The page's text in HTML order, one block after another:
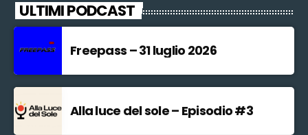
ULTIMI PODCAST
Freepass – 31 luglio 2026
Alla luce del sole – Episodio #3